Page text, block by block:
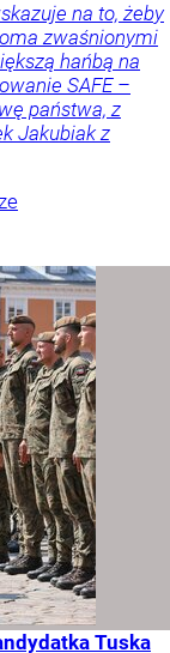
na to, żeby
zwaśnionymi
hańbą na
SAFE –
państwa, z
Jakubiak z
Tuska